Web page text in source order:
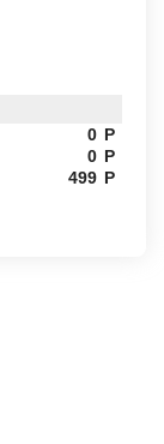
0 Р
0 Р
499 Р